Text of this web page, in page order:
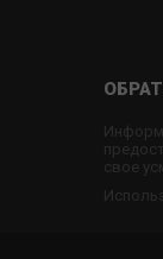
свое